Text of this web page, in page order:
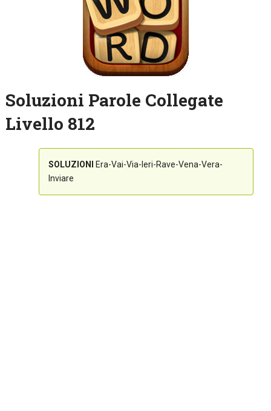
Soluzioni Parole Collegate
Livello 812
SOLUZIONI
Era-Vai-Via-Ieri-Rave-Vena-Vera-
Inviare